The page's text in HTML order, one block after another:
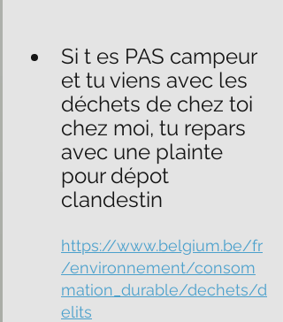
Si t es PAS campeur
et tu viens avec les
déchets de chez toi
chez moi, tu repars
avec une plainte
pour dépot
clandestin
https://www.belgium.be/fr
/environnement/consom
mation_durable/dechets/d
elits